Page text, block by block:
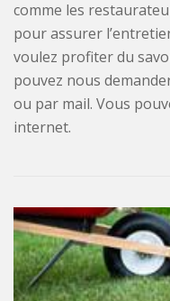
comme les
pour assurer
voulez profiter du
pouvez nous
ou par mail. Vous
internet.